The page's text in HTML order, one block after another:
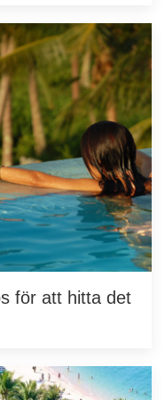
för att hitta det